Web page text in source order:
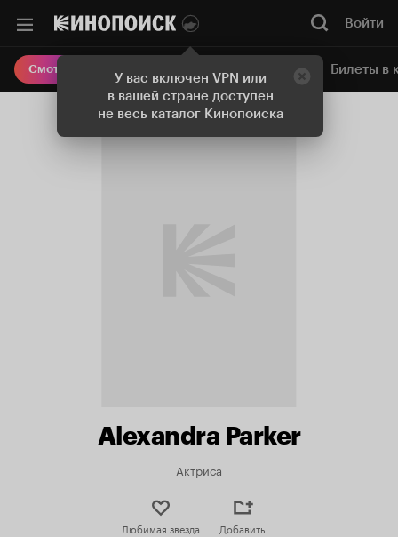
У вас включен VPN или
в вашей стране доступен
не весь каталог Кинопоиска
Войти
Смотреть кино Онлайн-кинотеатр Билеты в
Alexandra Parker
Актриса
Любимая звезда Добавить